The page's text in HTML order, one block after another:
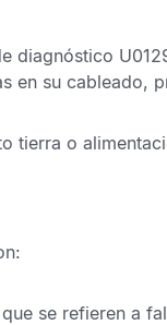
diagnóstico
en su cableado,
tierra o
se refieren a